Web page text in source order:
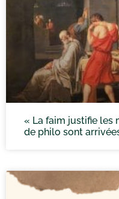
« La faim justifie les
de philo sont